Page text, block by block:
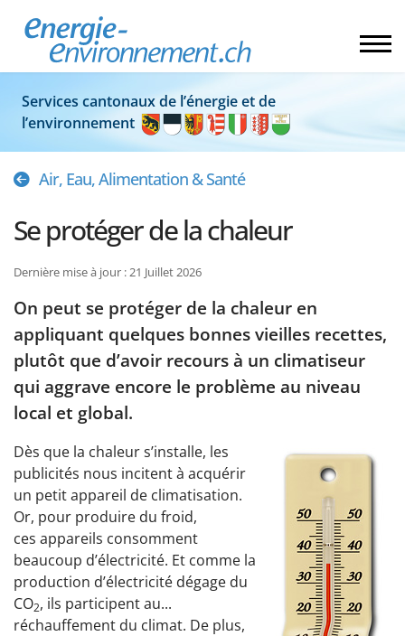
Services cantonaux de l’énergie et de
l’environnement
Air, Eau, Alimentation & Santé
Se protéger de la chaleur
Dernière mise à jour : 21 Juillet 2026
On peut se protéger de la chaleur en
appliquant quelques bonnes vieilles recettes,
plutôt que d’avoir recours à un climatiseur
qui aggrave encore le problème au niveau
local et global.
Dès que la chaleur s’installe, les
publicités nous incitent à acquérir
un petit appareil de climatisation.
Or, pour produire du froid,
ces appareils consomment
beaucoup d’électricité. Et comme la
production d’électricité dégage du
CO2, ils participent au...
réchauffement du climat. De plus,